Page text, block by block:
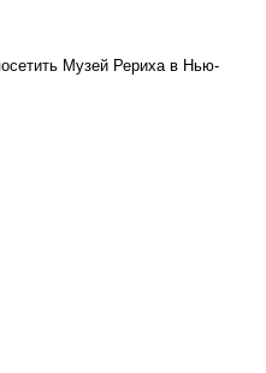
Музей Рериха в Нью-